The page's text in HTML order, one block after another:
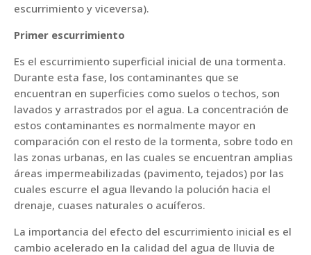
escurrimiento y viceversa).
Primer escurrimiento
Es el escurrimiento superficial inicial de una tormenta.
Durante esta fase, los contaminantes que se
encuentran en superficies como suelos o techos, son
lavados y arrastrados por el agua. La concentración de
estos contaminantes es normalmente mayor en
comparación con el resto de la tormenta, sobre todo en
las zonas urbanas, en las cuales se encuentran amplias
áreas impermeabilizadas (pavimento, tejados) por las
cuales escurre el agua llevando la polución hacia el
drenaje, cuases naturales o acuíferos.
La importancia del efecto del escurrimiento inicial es el
cambio acelerado en la calidad del agua de lluvia de